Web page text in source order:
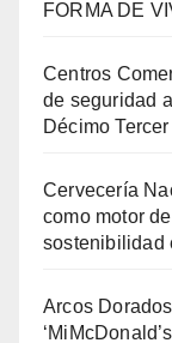
FORMA DE
Centros
de seguridad
Décimo
Cervecería
como motor
sostenibilidad
Arcos